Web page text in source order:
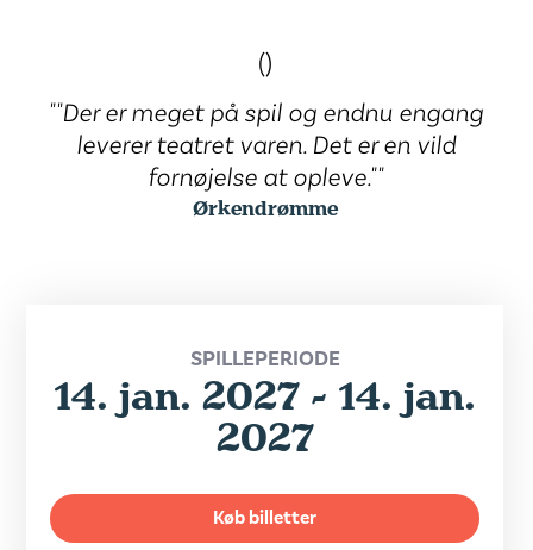
()
""Der er meget på spil og endnu engang
leverer teatret varen. Det er en vild
fornøjelse at opleve.""
Ørkendrømme
SPILLEPERIODE
14. jan. 2027 - 14. jan.
2027
Køb billetter